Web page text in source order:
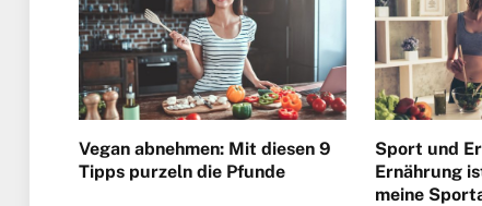
Vegan abnehmen: Mit diesen 9
Tipps purzeln die Pfunde
Sport und
Ernährung
meine